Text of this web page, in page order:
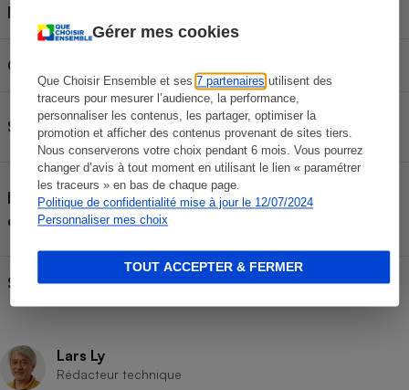
Gérer mes cookies
Que Choisir Ensemble et ses7 partenaires utilisent des
traceurs pour mesurer l’audience, la performance,
personnaliser les contenus, les partager, optimiser la
promotion et afficher des contenus provenant de sites tiers.
Nous conserverons votre choix pendant 6 mois. Vous pourrez
changer d’avis à tout moment en utilisant le lien « paramétrer
les traceurs » en bas de chaque page.
Politique de confidentialité mise à jour le 12/07/2024
Personnaliser mes choix
TOUT ACCEPTER & FERMER
Norme d'homologation
Groupe ou équivalent
Siège homologué pour
Enfant de 100 à 150
cm
Mode d'installation de la
configuration testée
optionnel
Siège pivotant Non
Lars Ly
Rédacteur technique